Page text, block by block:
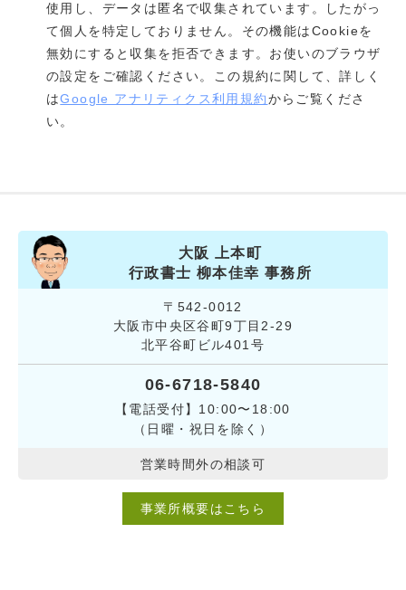
使用し、データは匿名で収集されています。したがっ
て個人を特定しておりません。その機能はCookieを
無効にすると収集を拒否できます。お使いのブラウザ
の設定をご確認ください。この規約に関して、詳しく
はGoogle アナリティクス利用規約からご覧くださ
い。
大阪 上本町
行政書士 柳本佳幸 事務所
〒542-0012
大阪市中央区谷町9丁目2-29
北平谷町ビル401号
06-6718-5840
【電話受付】10:00〜18:00
（日曜・祝日を除く）
営業時間外の相談可
事業所概要はこちら